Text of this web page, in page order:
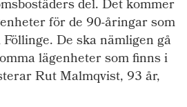
del. Det kommer
för de 90-åringar som
De ska nämligen gå
lägenheter som finns i
Rut Malmqvist, 93 år,